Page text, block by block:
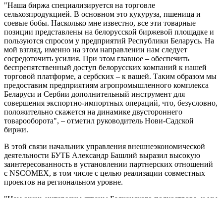
"Наша биржа специализируется на торговле
сельхозпродукцией. В основном это кукуруза, пшеница и
соевые бобы. Насколько мне известно, все эти товарные
позиции представлены на белорусской биржевой площадке и
пользуются спросом у предприятий Республики Беларусь. На
мой взгляд, именно на этом направлении нам следует
сосредоточить усилия. При этом главное – обеспечить
беспрепятственный доступ белорусских компаний к нашей
торговой платформе, а сербских – к вашей. Таким образом мы
предоставим предприятиям агропромышленного комплекса
Беларуси и Сербии дополнительный инструмент для
совершения экспортно-импортных операций, что, безусловно,
положительно скажется на динамике двустороннего
товарооборота", – отметил руководитель Нови-Садской
биржи.
В этой связи начальник управления внешнеэкономической
деятельности БУТБ Александр Башлий выразил высокую
заинтересованность в установлении партнерских отношений
с NSCOMEX, в том числе с целью реализации совместных
проектов на региональном уровне.